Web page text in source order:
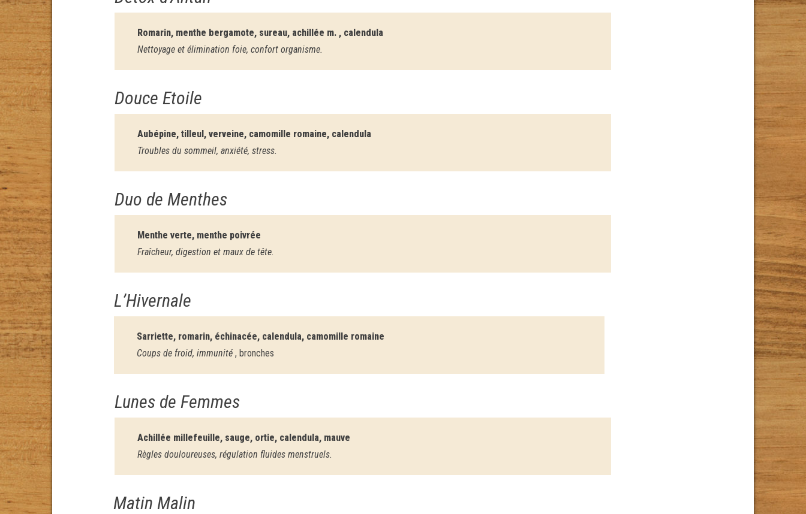
Romarin, menthe bergamote, sureau, achillée m. , calendula
Nettoyage et élimination foie, confort organisme.
Douce Etoile
Aubépine, tilleul, verveine, camomille romaine, calendula
Troubles du sommeil, anxiété, stress.
Duo de Menthes
Menthe verte, menthe poivrée
Fraîcheur, digestion et maux de tête.
L’Hivernale
Sarriette, romarin, échinacée, calendula, camomille romaine
Coups de froid, immunité, bronches
Lunes de Femmes
Achillée millefeuille, sauge, ortie, calendula, mauve
Règles douloureuses, régulation fluides menstruels.
Matin Malin